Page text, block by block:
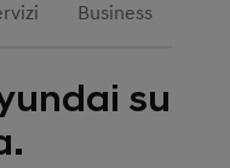
Business
su